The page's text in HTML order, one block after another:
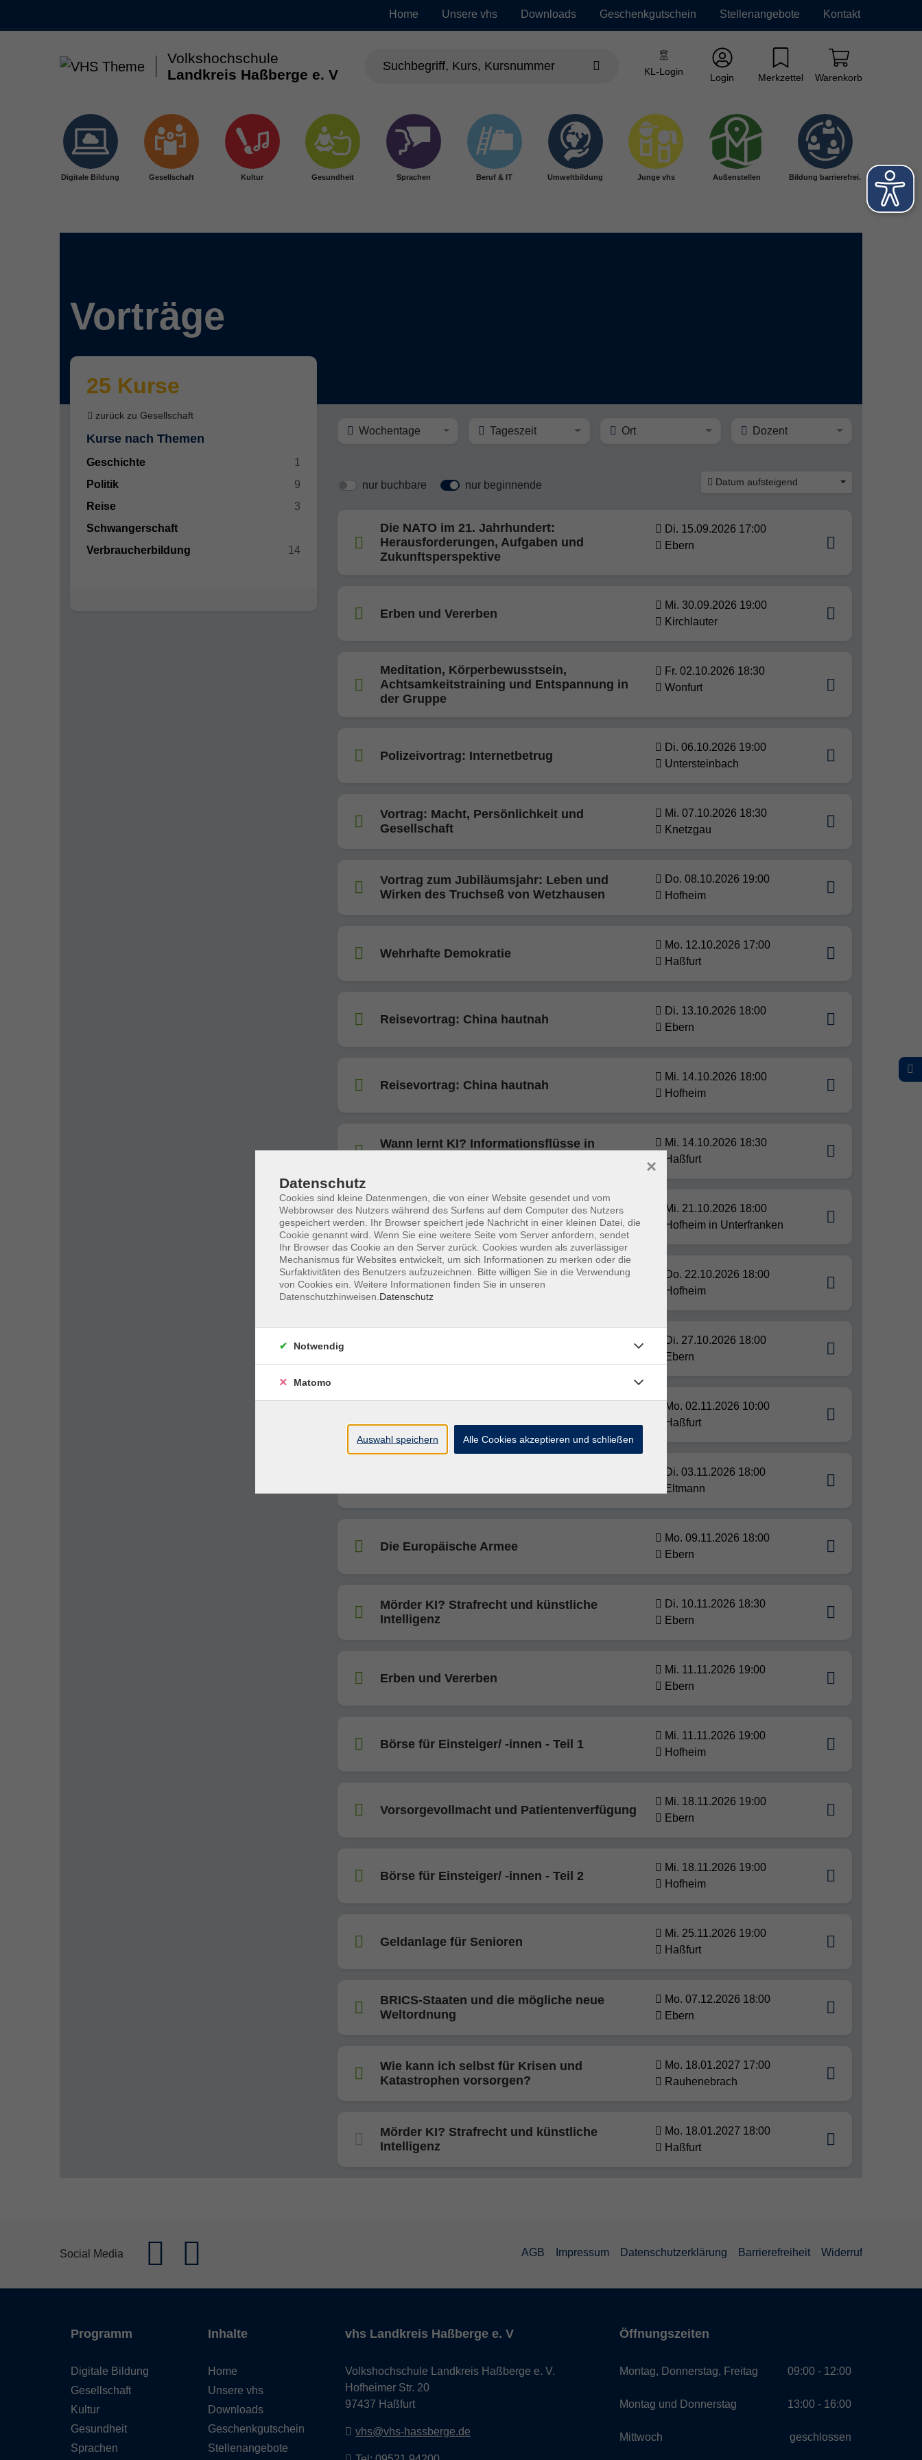
Home Unsere vhs Downloads Geschenkgutschein Stellenangebote Kontakt
Volkshochschule
Landkreis Haßberge e. V
KL-Login
Login Merkzettel Warenkorb
Digitale Bildung Gesellschaft Kultur Gesundheit Sprachen Beruf & IT Umweltbildung Junge vhs Außenstellen Bildung barrierefrei.
Vorträge
25 Kurse
zurück zu Gesellschaft
Kurse nach Themen
Geschichte
1
Politik
9
Reise
3
Schwangerschaft
Verbraucherbildung
14
Wochentage Tageszeit Ort Dozent
nur buchbare nur beginnende Datum aufsteigend
Die NATO im 21. Jahrhundert:
Herausforderungen, Aufgaben und
Zukunftsperspektive
Di. 15.09.2026 17:00
Ebern
Erben und Vererben
Mi. 30.09.2026 19:00
Kirchlauter
Meditation, Körperbewusstsein,
Achtsamkeitstraining und Entspannung in
der Gruppe
Fr. 02.10.2026 18:30
Wonfurt
Polizeivortrag: Internetbetrug
Di. 06.10.2026 19:00
Untersteinbach
Vortrag: Macht, Persönlichkeit und
Gesellschaft
Mi. 07.10.2026 18:30
Knetzgau
Vortrag zum Jubiläumsjahr: Leben und
Wirken des Truchseß von Wetzhausen
Do. 08.10.2026 19:00
Hofheim
Wehrhafte Demokratie
Mo. 12.10.2026 17:00
Haßfurt
Reisevortrag: China hautnah
Di. 13.10.2026 18:00
Ebern
Reisevortrag: China hautnah
Mi. 14.10.2026 18:00
Hofheim
Wann lernt KI? Informationsflüsse in
Mi. 14.10.2026 18:30
Haßfurt
Italienisches Flair: Toskana-Reisevortrag in
der Pizzeria
Mi. 21.10.2026 18:00
Hofheim in Unterfranken
Resilienz in der rechtlichen Betreuung
Do. 22.10.2026 18:00
Hofheim
Di. 27.10.2026 18:00
Ebern
Mo. 02.11.2026 10:00
Haßfurt
Di. 03.11.2026 18:00
Eltmann
Die Europäische Armee
Mo. 09.11.2026 18:00
Ebern
Mörder KI? Strafrecht und künstliche
Intelligenz
Di. 10.11.2026 18:30
Ebern
Erben und Vererben
Mi. 11.11.2026 19:00
Ebern
Börse für Einsteiger/ -innen - Teil 1
Mi. 11.11.2026 19:00
Hofheim
Vorsorgevollmacht und Patientenverfügung
Mi. 18.11.2026 19:00
Ebern
Börse für Einsteiger/ -innen - Teil 2
Mi. 18.11.2026 19:00
Hofheim
Geldanlage für Senioren
Mi. 25.11.2026 19:00
Haßfurt
BRICS-Staaten und die mögliche neue
Weltordnung
Mo. 07.12.2026 18:00
Ebern
Wie kann ich selbst für Krisen und
Katastrophen vorsorgen?
Mo. 18.01.2027 17:00
Rauhenebrach
Mörder KI? Strafrecht und künstliche
Intelligenz
Mo. 18.01.2027 18:00
Haßfurt
Social Media AGB Impressum Datenschutzerklärung Barrierefreiheit Widerruf
Programm
Digitale Bildung
Gesellschaft
Kultur
Gesundheit
Sprachen
Inhalte
Home
Unsere vhs
Downloads
Geschenkgutschein
Stellenangebote
vhs Landkreis Haßberge e. V
Volkshochschule Landkreis Haßberge e. V.
Hofheimer Str. 20
97437 Haßfurt
vhs@vhs-hassberge.de
Öffnungszeiten
Montag, Donnerstag, Freitag
Montag und Donnerstag
Mittwoch
09:00 - 12:00
13:00 - 16:00
geschlossen
Datenschutz
Cookies sind kleine Datenmengen, die von einer Website gesendet und vom
Webbrowser des Nutzers während des Surfens auf dem Computer des Nutzers
gespeichert werden. Ihr Browser speichert jede Nachricht in einer kleinen Datei, die
Cookie genannt wird. Wenn Sie eine weitere Seite vom Server anfordern, sendet
Ihr Browser das Cookie an den Server zurück. Cookies wurden als zuverlässiger
Mechanismus für Websites entwickelt, um sich Informationen zu merken oder die
Surfaktivitäten des Benutzers aufzuzeichnen. Bitte willigen Sie in die Verwendung
von Cookies ein. Weitere Informationen finden Sie in unseren
Datenschutzhinweisen. Datenschutz
×
Notwendig
Matomo
Auswahl speichern Alle Cookies akzeptieren und schließen